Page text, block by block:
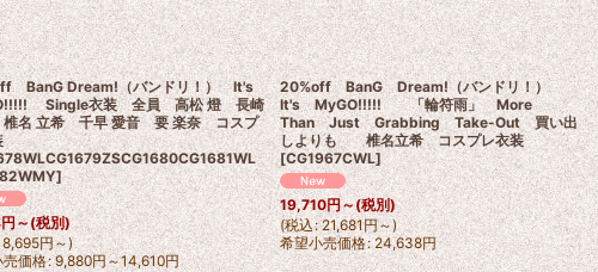
BanG Dream!（バンドリ！） It's
Single衣装 全員 高松 燈 長崎
名 立希 千早 愛音 要 楽奈 コスプ
]
円～(税別)
8,695円～)
売価格: 9,880円～14,610円
20%off BanG Dream!（バンドリ！）
It's MyGO!!!!! 「輪符雨」 More
Than Just Grabbing Take-Out 買い出
しよりも 椎名立希 コスプレ衣装
[CG1967CWL]
19,710円～ (税別)
(税込: 21,681円～)
希望小売価格: 24,638円